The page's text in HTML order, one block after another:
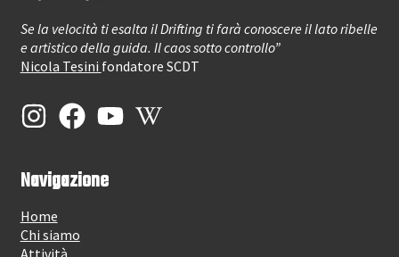
Se la velocità ti esalta il Drifting ti farà conoscere il lato ribelle
e artistico della guida. Il caos sotto controllo”
Nicola Tesini fondatore SCDT
Navigazione
Home
Chi siamo
Attività